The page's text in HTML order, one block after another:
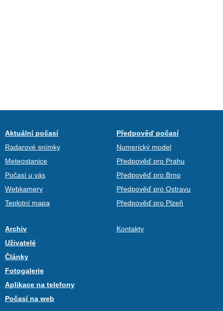
Aktuální počasí
Radarové snímky
Meteostanice
Počasí u vás
Webkamery
Teplotní mapa
Předpověď počasí
Numerický model
Předpověď pro Prahu
Předpověď pro Brno
Předpověď pro Ostravu
Předpověď pro Plzeň
Archiv
Uživatelé
Články
Fotogalerie
Aplikace na telefony
Počasí na web
Kontakty